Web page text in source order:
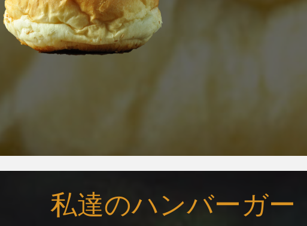
私達のハンバーガー